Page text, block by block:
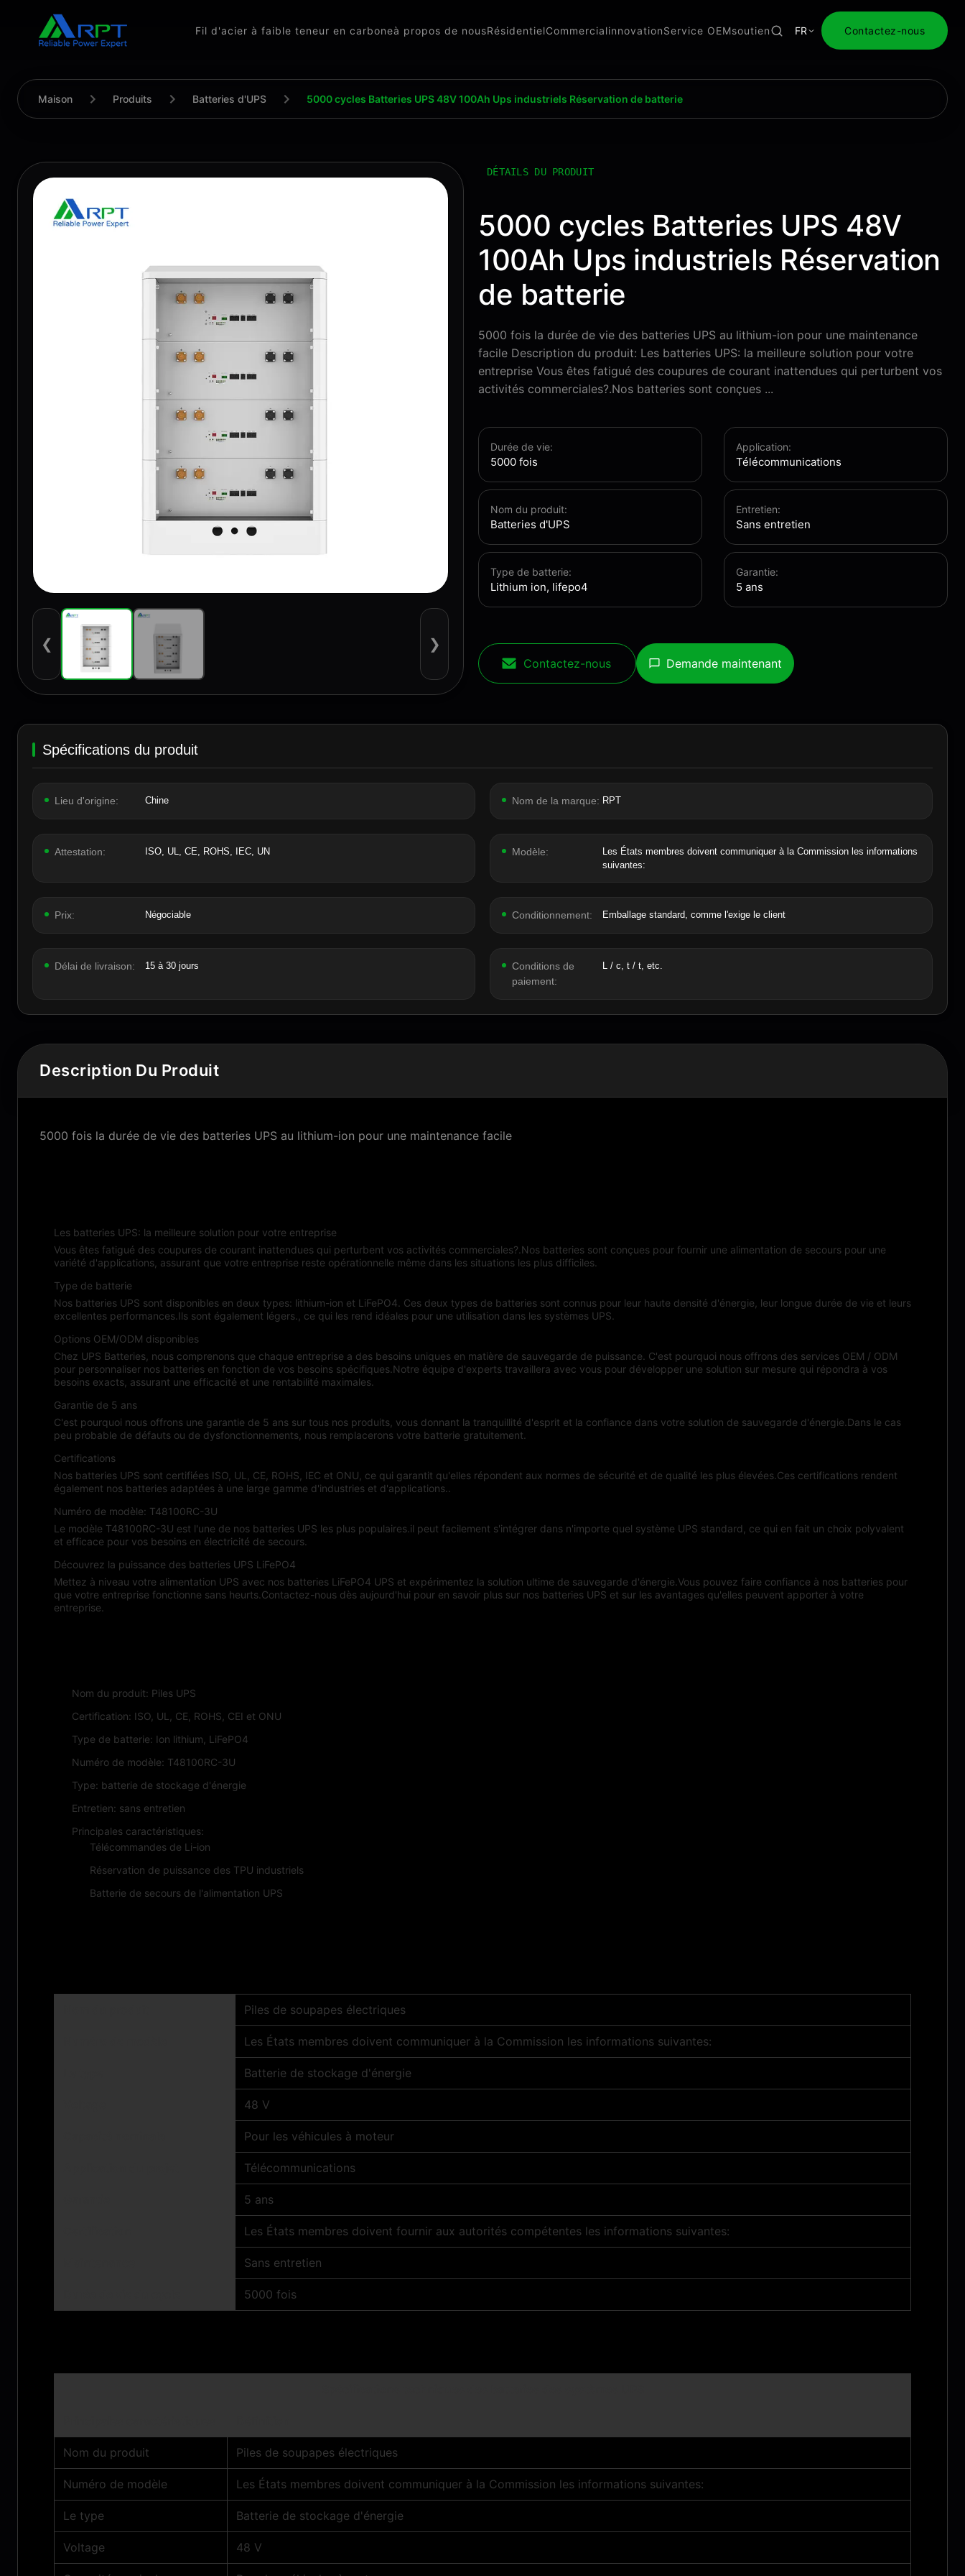
Fil d'acier à faible teneur en carboneà propos de nousRésidentielCommercialinnovationService OEMsoutien FR Contactez-nous
Maison Produits Batteries d'UPS 5000 cycles Batteries UPS 48V 100Ah Ups industriels Réservation de batterie
❮ ❯
DÉTAILS DU PRODUIT
5000 cycles Batteries UPS 48V
100Ah Ups industriels Réservation
de batterie
5000 fois la durée de vie des batteries UPS au lithium-ion pour une maintenance
facile Description du produit: Les batteries UPS: la meilleure solution pour votre
entreprise Vous êtes fatigué des coupures de courant inattendues qui perturbent vos
activités commerciales?.Nos batteries sont conçues ...
Durée de vie:
5000 fois
Application:
Télécommunications
Nom du produit:
Batteries d'UPS
Entretien:
Sans entretien
Type de batterie:
Lithium ion, lifepo4
Garantie:
5 ans
Contactez-nous Demande maintenant
Spécifications du produit
Lieu d'origine: Chine Nom de la marque: RPT
Attestation: ISO, UL, CE, ROHS, IEC, UN Modèle:
Les États membres doivent communiquer à la Commission les informations
suivantes:
Prix: Négociable Conditionnement: Emballage standard, comme l'exige le client
Délai de livraison: 15 à 30 jours
Conditions de
paiement:
L / c, t / t, etc.
Description Du Produit
5000 fois la durée de vie des batteries UPS au lithium-ion pour une maintenance facile
Les batteries UPS: la meilleure solution pour votre entreprise
Vous êtes fatigué des coupures de courant inattendues qui perturbent vos activités commerciales?.Nos batteries sont conçues pour fournir une alimentation de secours pour une
variété d'applications, assurant que votre entreprise reste opérationnelle même dans les situations les plus difficiles.
Type de batterie
Nos batteries UPS sont disponibles en deux types: lithium-ion et LiFePO4. Ces deux types de batteries sont connus pour leur haute densité d'énergie, leur longue durée de vie et leurs
excellentes performances.Ils sont également légers., ce qui les rend idéales pour une utilisation dans les systèmes UPS.
Options OEM/ODM disponibles
Chez UPS Batteries, nous comprenons que chaque entreprise a des besoins uniques en matière de sauvegarde de puissance. C'est pourquoi nous offrons des services OEM / ODM
pour personnaliser nos batteries en fonction de vos besoins spécifiques.Notre équipe d'experts travaillera avec vous pour développer une solution sur mesure qui répondra à vos
besoins exacts, assurant une efficacité et une rentabilité maximales.
Garantie de 5 ans
C'est pourquoi nous offrons une garantie de 5 ans sur tous nos produits, vous donnant la tranquillité d'esprit et la confiance dans votre solution de sauvegarde d'énergie.Dans le cas
peu probable de défauts ou de dysfonctionnements, nous remplacerons votre batterie gratuitement.
Certifications
Nos batteries UPS sont certifiées ISO, UL, CE, ROHS, IEC et ONU, ce qui garantit qu'elles répondent aux normes de sécurité et de qualité les plus élevées.Ces certifications rendent
également nos batteries adaptées à une large gamme d'industries et d'applications..
Numéro de modèle: T48100RC-3U
Le modèle T48100RC-3U est l'une de nos batteries UPS les plus populaires.il peut facilement s'intégrer dans n'importe quel système UPS standard, ce qui en fait un choix polyvalent
et efficace pour vos besoins en électricité de secours.
Découvrez la puissance des batteries UPS LiFePO4
Mettez à niveau votre alimentation UPS avec nos batteries LiFePO4 UPS et expérimentez la solution ultime de sauvegarde d'énergie.Vous pouvez faire confiance à nos batteries pour
que votre entreprise fonctionne sans heurts.Contactez-nous dès aujourd'hui pour en savoir plus sur nos batteries UPS et sur les avantages qu'elles peuvent apporter à votre
entreprise.
Nom du produit: Piles UPS
Certification: ISO, UL, CE, ROHS, CEI et ONU
Type de batterie: Ion lithium, LiFePO4
Numéro de modèle: T48100RC-3U
Type: batterie de stockage d'énergie
Entretien: sans entretien
Principales caractéristiques:
Télécommandes de Li-ion
Réservation de puissance des TPU industriels
Batterie de secours de l'alimentation UPS
Piles de soupapes électriques
Les États membres doivent communiquer à la Commission les informations suivantes:
Batterie de stockage d'énergie
48 V
Pour les véhicules à moteur
Télécommunications
5 ans
Les États membres doivent fournir aux autorités compétentes les informations suivantes:
Sans entretien
5000 fois
Nom du produit Piles de soupapes électriques
Numéro de modèle Les États membres doivent communiquer à la Commission les informations suivantes:
Le type Batterie de stockage d'énergie
Voltage 48 V